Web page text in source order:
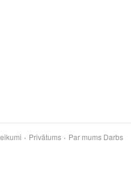
Privātums Par mums Darbs